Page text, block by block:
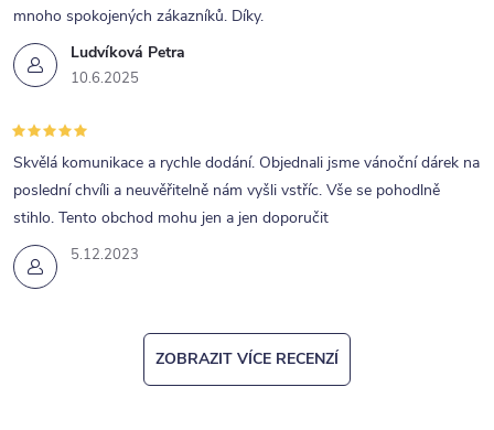
Ludvíková Petra
10.6.2025
mnoho spokojených zákazníků. Díky.
5.12.2023
Skvělá komunikace a rychle dodání. Objednali jsme vánoční dárek na
poslední chvíli a neuvěřitelně nám vyšli vstříc. Vše se pohodlně
stihlo. Tento obchod mohu jen a jen doporučit
ZOBRAZIT VÍCE RECENZÍ